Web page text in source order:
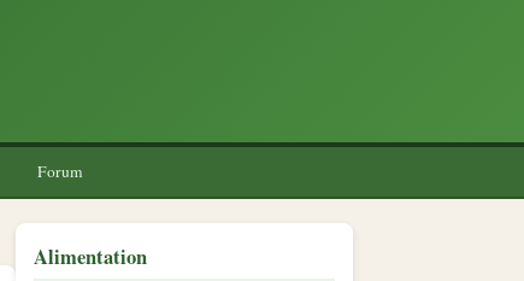
Forum
Alimentation